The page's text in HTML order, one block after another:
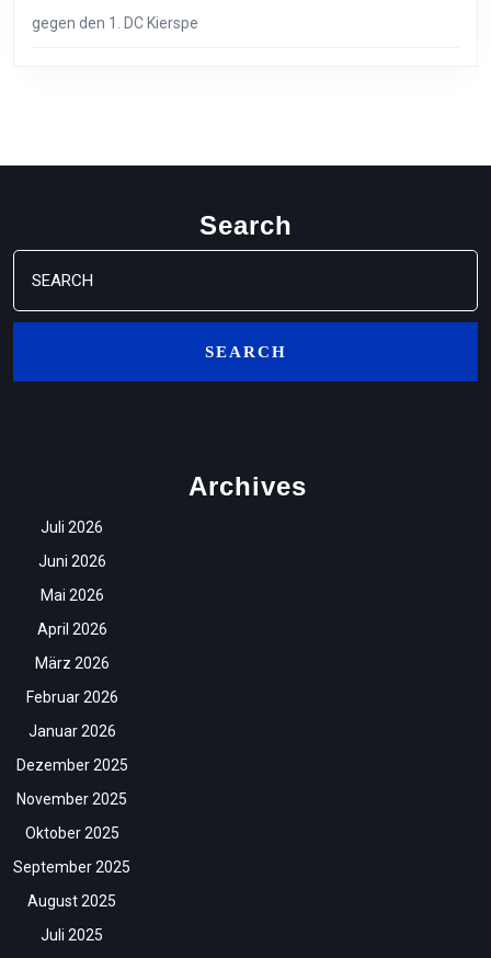
gegen den 1. DC Kierspe
Search
Search
for:
Archives
Juli 2026
Juni 2026
Mai 2026
April 2026
März 2026
Februar 2026
Januar 2026
Dezember 2025
November 2025
Oktober 2025
September 2025
August 2025
Juli 2025